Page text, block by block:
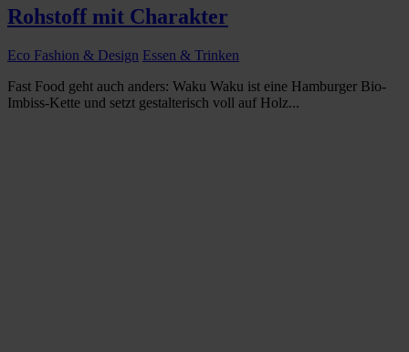
Rohstoff mit Charakter
Eco Fashion & Design Essen & Trinken
Fast Food geht auch anders: Waku Waku ist eine Hamburger Bio-
Imbiss-Kette und setzt gestalterisch voll auf Holz...